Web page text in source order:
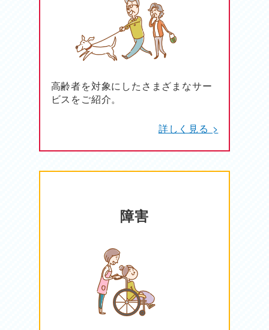
高齢者を対象にしたさまざまなサー
ビスをご紹介。
詳しく見る >
障害